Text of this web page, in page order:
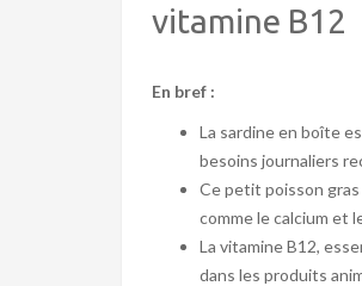
vitamine B12
En bref :
La sardine en boîte
besoins journaliers
Ce petit poisson
comme le calcium et
La vitamine B12,
dans les produits